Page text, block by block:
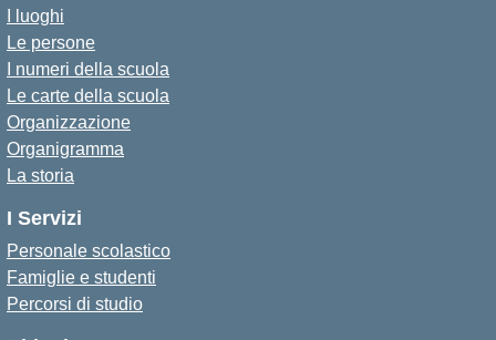
I luoghi
Le persone
I numeri della scuola
Le carte della scuola
Organizzazione
Organigramma
La storia
I Servizi
Personale scolastico
Famiglie e studenti
Percorsi di studio